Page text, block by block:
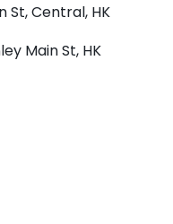
St, Central, HK
Main St, HK